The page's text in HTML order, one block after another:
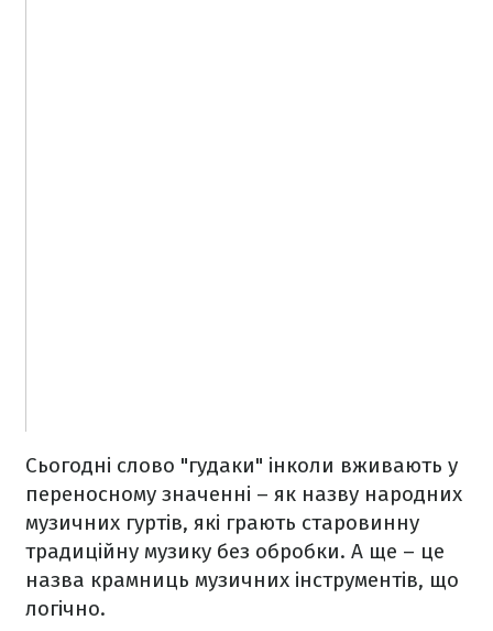
Сьогодні слово "гудаки" інколи вживають у
переносному значенні – як назву народних
музичних гуртів, які грають старовинну
традиційну музику без обробки. А ще – це
назва крамниць музичних інструментів, що
логічно.